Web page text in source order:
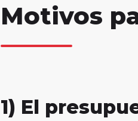
Motivos
1) El